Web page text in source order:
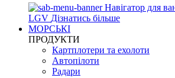
Навігатор для
LGV Дізнатись більше
МОРСЬКІ
ПРОДУКТИ
Картплотери та ехолоти
Автопілоти
Радари